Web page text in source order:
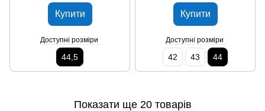
Купити
Доступні розміри
44,5
Купити
Доступні розміри
42 43 44
Показати ще 20 товарів